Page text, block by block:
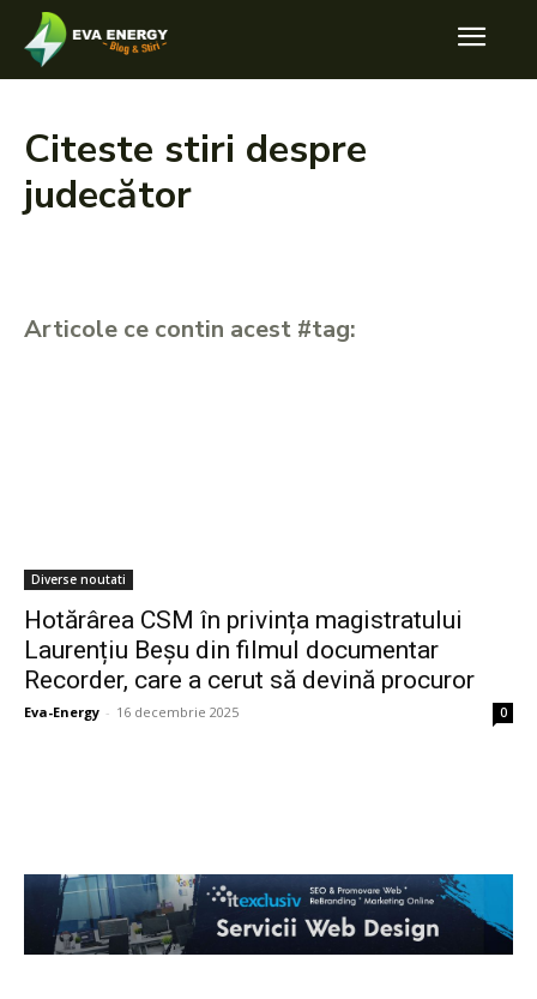
Citeste stiri despre
judecător
Articole ce contin acest #tag:
Diverse noutati
Hotărârea CSM în privința magistratului
Laurențiu Beșu din filmul documentar
Recorder, care a cerut să devină procuror
Eva-Energy - 16 decembrie 2025 0